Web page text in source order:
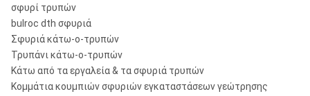
σφυρί τρυπών
bulroc dth σφυριά
Σφυριά κάτω-ο-τρυπών
Τρυπάνι κάτω-ο-τρυπών
Κάτω από τα εργαλεία & τα σφυριά τρυπών
Κομμάτια κουμπιών σφυριών εγκαταστάσεων γεώτρησης